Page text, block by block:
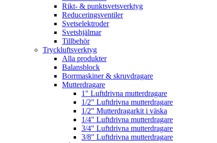
Rikt- & punktsvetsverktyg
Reduceringsventiler
Svetselektroder
Svetshjälmar
Tillbehör
Tryckluftsverktyg
Alla produkter
Balansblock
Borrmaskiner & skruvdragare
Mutterdragare
1" Luftdrivna mutterdragare
1/2" Luftdrivna mutterdragare
1/2" Mutterdragarkit i väska
1/4" Luftdrivna mutterdragare
3/4" Luftdrivna mutterdragare
3/8" Luftdrivna mutterdragare